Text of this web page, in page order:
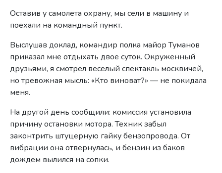
Оставив у самолета охрану, мы сели в машину и
поехали на командный пункт.
Выслушав доклад, командир полка майор Туманов
приказал мне отдыхать двое суток. Окруженный
друзьями, я смотрел веселый спектакль москвичей,
но тревожная мысль: «Кто виноват?» — не покидала
меня.
На другой день сообщили: комиссия установила
причину остановки мотора. Техник забыл
законтрить штуцерную гайку бензопровода. От
вибрации она отвернулась, и бензин из баков
дождем вылился на сопки.